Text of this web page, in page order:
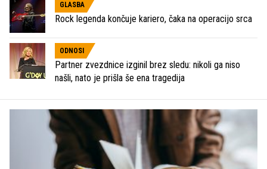
GLASBA
Rock legenda končuje kariero, čaka na operacijo srca
ODNOSI
Partner zvezdnice izginil brez sledu: nikoli ga niso
našli, nato je prišla še ena tragedija